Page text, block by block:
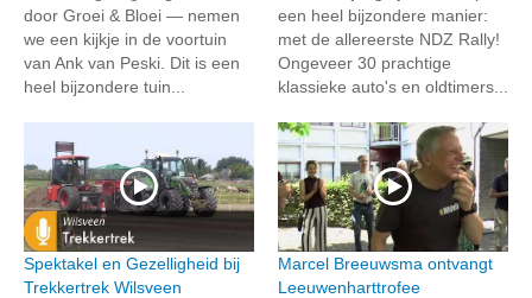
door Groei & Bloei — nemen
we een kijkje in de voortuin
van Ank van Peski. Dit is een
heel bijzondere tuin...
een heel bijzondere manier:
met de allereerste NDZ Rally!
Ongeveer 30 prachtige
klassieke auto's en oldtimers...
Spektakel en Gezelligheid bij
Trekkertrek Wilsveen
Marcel Breeuwsma ontvangt
Leeuwenharttrofee